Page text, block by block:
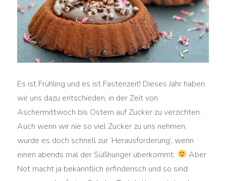
Es ist Frühling und es ist Fastenzeit! Dieses Jahr haben
wir uns dazu entschieden, in der Zeit von
Aschermittwoch bis Ostern auf Zucker zu verzichten.
Auch wenn wir nie so viel Zucker zu uns nehmen,
wurde es doch schnell zur ‘Herausforderung’, wenn
einen abends mal der Süßhunger überkommt.
Aber
Not macht ja bekanntlich erfinderisch und so sind